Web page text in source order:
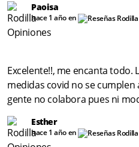
Paoisa
hace 1 año en
Excelente!!, me encanta todo.
medidas covid no se cumplen
gente no colabora pues ni
Esther
hace 1 año en